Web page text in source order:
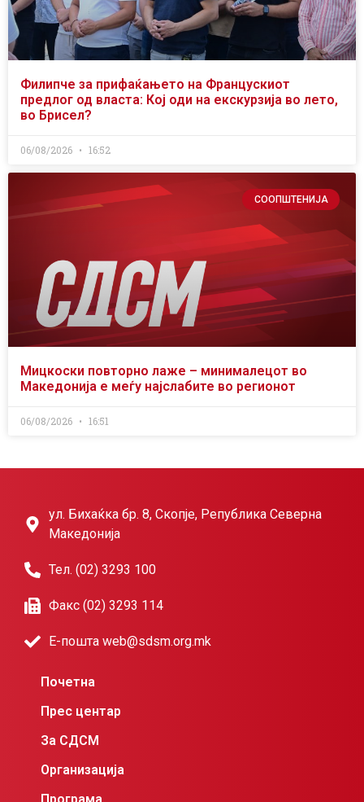
Филипче за прифаќањето на Францускиот
предлог од власта: Кој оди на екскурзија во лето,
во Брисел?
06/08/2026 16:52
СООПШТЕНИЈА
Мицкоски повторно лаже – минималецот во
Македонија е меѓу најслабите во регионот
06/08/2026 16:51
ул. Бихаќка бр. 8, Скопје, Република Северна
Македонија
Тел. (02) 3293 100
Факс (02) 3293 114
Е-пошта web@sdsm.org.mk
Почетна
Прес центар
За СДСМ
Организација